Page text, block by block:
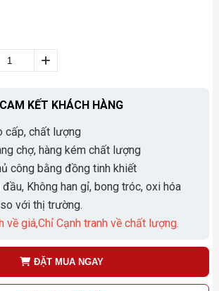
CAM KẾT KHÁCH HÀNG
cấp, chất lượng
chợ, hàng kém chất lượng
công bằng đồng tinh khiết
Không han gỉ, bong tróc, oxi hóa
với thị trường.
về giá,Chỉ Cạnh tranh về chất lượng.
ĐẶT MUA NGAY